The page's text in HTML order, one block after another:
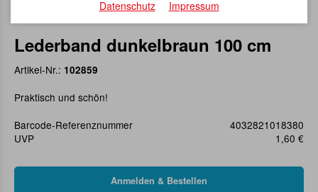
Lederband dunkelbraun 100 cm
Artikel-Nr.: 102859
Praktisch und schön!
Barcode-Referenznummer
4032821018380
UVP
1,60 €
Datenschutz Impressum